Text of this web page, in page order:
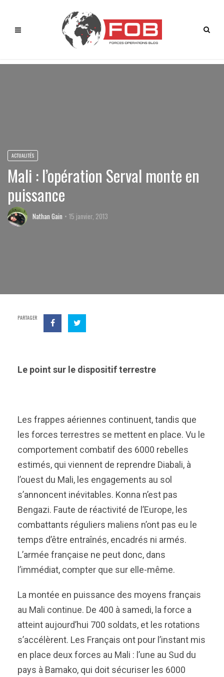
ACTUALITÉS
Mali : l’opération Serval monte en
puissance
Nathan Gain 15 janvier, 2013
PARTAGER
Le point sur le dispositif terrestre
Les frappes aériennes continuent, tandis que
les forces terrestres se mettent en place. Vu le
comportement combatif des 6000 rebelles
estimés, qui viennent de reprendre Diabali, à
l’ouest du Mali, les engagements au sol
s’annoncent inévitables. Konna n’est pas
Bengazi. Faute de réactivité de l’Europe, les
combattants réguliers maliens n’ont pas eu le
temps d’être entraînés, encadrés ni armés.
L’armée française ne peut donc, dans
l’immédiat, compter que sur elle-même.
La montée en puissance des moyens français
au Mali continue. De 400 à samedi, la force a
atteint aujourd’hui 700 soldats, et les rotations
s’accélèrent. Les Français ont pour l’instant mis
en place deux forces au Mali : l’une au Sud du
pays à Bamako, qui doit sécuriser les 6000